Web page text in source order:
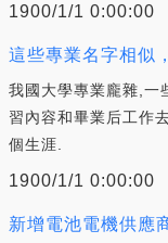
1900/1/1 0:00:00
這些專業名字相似
我國大學專業龐雜,一
習內容和畢業后工作
個生涯.
1900/1/1 0:00:00
新增電池電機供應